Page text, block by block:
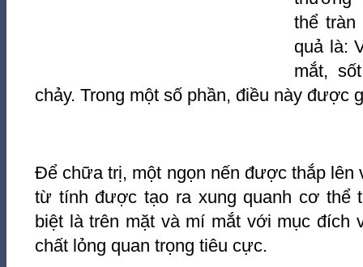
thể tràn
quả là:
mắt,
chảy. Trong một số phần, điều này được
Để chữa trị, một ngọn nến được thắp lên
từ tính được tạo ra xung quanh cơ thể
biệt là trên mặt và mí mắt với mục đích
chất lỏng quan trọng tiêu cực.